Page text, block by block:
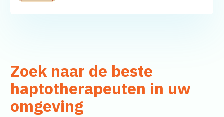
Zoek naar de beste
haptotherapeuten in uw
omgeving